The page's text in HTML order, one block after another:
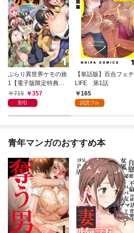
ぶらり異世界ケモの旅
1【電子版限定特典付
き】715 357
割引
【単話版】百合フェチ
LIFE 第1話
165
試読フル
青年マンガのおすすめ本